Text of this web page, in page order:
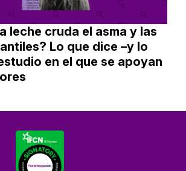
leche cruda el asma y las
Lo que dice –y lo
en el que se apoyan